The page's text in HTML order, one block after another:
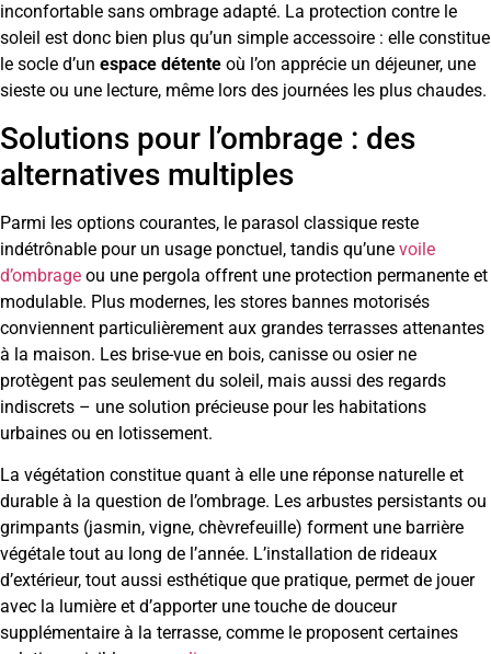
inconfortable sans ombrage adapté. La protection contre le
soleil est donc bien plus qu’un simple accessoire : elle constitue
le socle d’un espace détente où l’on apprécie un déjeuner, une
sieste ou une lecture, même lors des journées les plus chaudes.
Solutions pour l’ombrage : des
alternatives multiples
Parmi les options courantes, le parasol classique reste
indétrônable pour un usage ponctuel, tandis qu’une voile
d’ombrage ou une pergola offrent une protection permanente et
modulable. Plus modernes, les stores bannes motorisés
conviennent particulièrement aux grandes terrasses attenantes
à la maison. Les brise-vue en bois, canisse ou osier ne
protègent pas seulement du soleil, mais aussi des regards
indiscrets – une solution précieuse pour les habitations
urbaines ou en lotissement.
La végétation constitue quant à elle une réponse naturelle et
durable à la question de l’ombrage. Les arbustes persistants ou
grimpants (jasmin, vigne, chèvrefeuille) forment une barrière
végétale tout au long de l’année. L’installation de rideaux
d’extérieur, tout aussi esthétique que pratique, permet de jouer
avec la lumière et d’apporter une touche de douceur
supplémentaire à la terrasse, comme le proposent certaines